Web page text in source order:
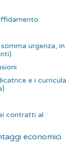
urgenza, in
e i curricula
contratti al
economici